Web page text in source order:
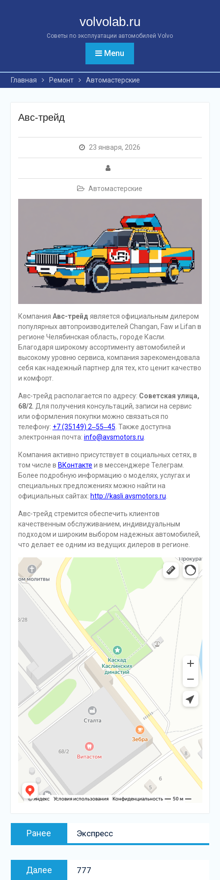
volvolab.ru
Советы по эксплуатации автомобилей Volvo
Menu
Главная Ремонт Автомастерские
Авс-трейд
23 января, 2026
Автомастерские
Компания Авс-трейд является официальным дилером
популярных автопроизводителей Changan, Faw и Lifan в
регионе Челябинская область, городе Касли.
Благодаря широкому ассортименту автомобилей и
высокому уровню сервиса, компания зарекомендовала
себя как надежный партнер для тех, кто ценит качество
и комфорт.
Авс-трейд располагается по адресу: Советская улица,
68/2. Для получения консультаций, записи на сервис
или оформления покупки можно связаться по
телефону: +7 (35149) 2‒55‒45. Также доступна
электронная почта: info@avsmotors.ru.
Компания активно присутствует в социальных сетях, в
том числе в ВКонтакте и в мессенджере Телеграм.
Более подробную информацию о моделях, услугах и
специальных предложениях можно найти на
официальных сайтах: http://kasli.avsmotors.ru.
Авс-трейд стремится обеспечить клиентов
качественным обслуживанием, индивидуальным
подходом и широким выбором надежных автомобилей,
что делает ее одним из ведущих дилеров в регионе.
Навигация
Ранее
Предыдущая
запись:
Экспресс
Далее
Следующая
запись
777